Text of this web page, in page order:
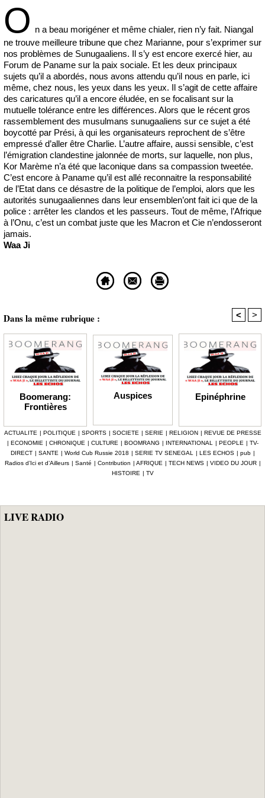
O n a beau morigéner et même chialer, rien n’y fait. Niangal
ne trouve meilleure tribune que chez Marianne, pour s’exprimer sur
nos problèmes de Sunugaaliens. Il s’y est encore exercé hier, au
Forum de Paname sur la paix sociale. Et les deux principaux
sujets qu’il a abordés, nous avons attendu qu’il nous en parle, ici
même, chez nous, les yeux dans les yeux. Il s’agit de cette affaire
des caricatures qu’il a encore éludée, en se focalisant sur la
mutuelle tolérance entre les différences. Alors que le récent gros
rassemblement des musulmans sunugaaliens sur ce sujet a été
boycotté par Prési, à qui les organisateurs reprochent de s’être
empressé d’aller être Charlie. L’autre affaire, aussi sensible, c’est
l’émigration clandestine jalonnée de morts, sur laquelle, non plus,
Kor Marème n’a été que laconique dans sa compassion tweetée.
C’est encore à Paname qu’il est allé reconnaitre la responsabilité
de l’Etat dans ce désastre de la politique de l’emploi, alors que les
autorités sunugaaliennes dans leur ensemblen’ont fait ici que de la
police : arrêter les clandos et les passeurs. Tout de même, l’Afrique
à l’Onu, c’est un combat juste que les Macron et Cie n’endosseront
jamais.
Waa Ji
Dans la même rubrique : < >
Boomerang:
Frontières
Auspices Epinéphrine
ACTUALITE | POLITIQUE | SPORTS | SOCIETE | SERIE | RELIGION | REVUE DE PRESSE
| ECONOMIE | CHRONIQUE | CULTURE | BOOMRANG | INTERNATIONAL | PEOPLE | TV-
DIRECT | SANTE | World Cub Russie 2018 | SERIE TV SENEGAL | LES ECHOS | pub |
Radios d’Ici et d’Ailleurs | Santé | Contribution | AFRIQUE | TECH NEWS | VIDEO DU JOUR |
HISTOIRE | TV
LIVE RADIO